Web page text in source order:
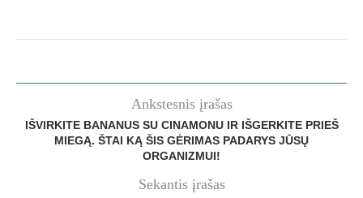
Ankstesnis įrašas
IŠVIRKITE BANANUS SU CINAMONU IR IŠGERKITE PRIEŠ
MIEGĄ. ŠTAI KĄ ŠIS GĖRIMAS PADARYS JŪSŲ
ORGANIZMUI!
Sekantis įrašas